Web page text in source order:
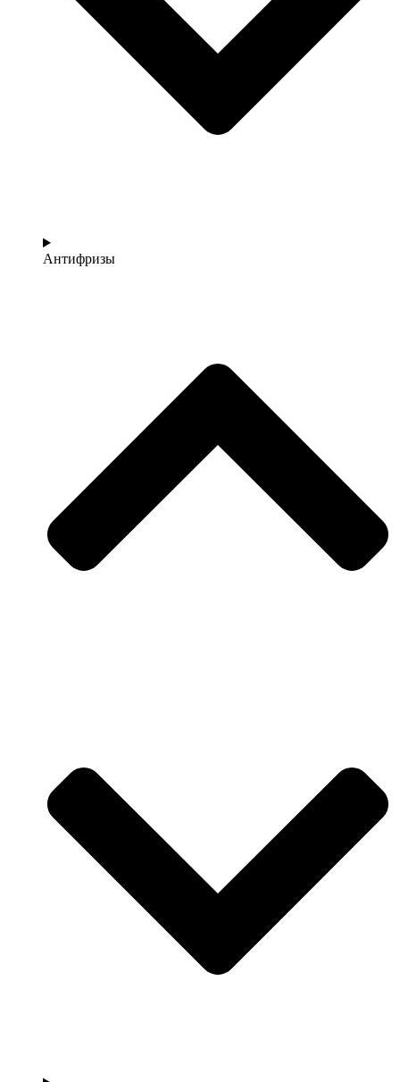
Антифризы